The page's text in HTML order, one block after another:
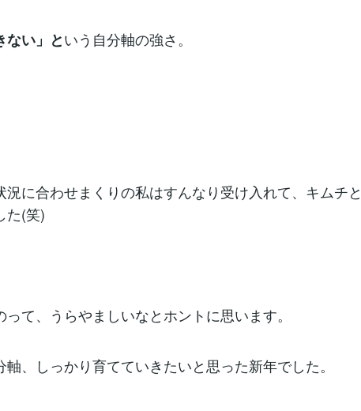
ない」という自分軸の強さ。
に合わせまくりの私はすんなり受け入れて、キムチと
た(笑)
て、うらやましいなとホントに思います。
、しっかり育てていきたいと思った新年でした。